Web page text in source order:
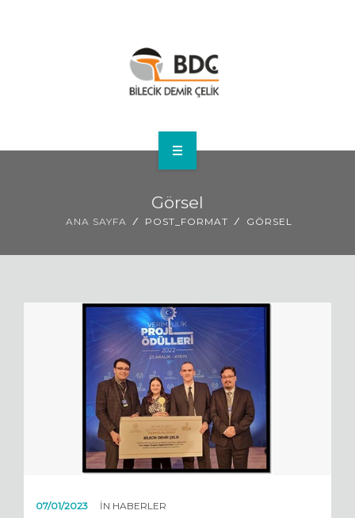
SÜRDÜRÜLEBILIRLIK
Görsel
ANA SAYFA POST_FORMAT GÖRSEL
07/01/2023 IN HABERLER